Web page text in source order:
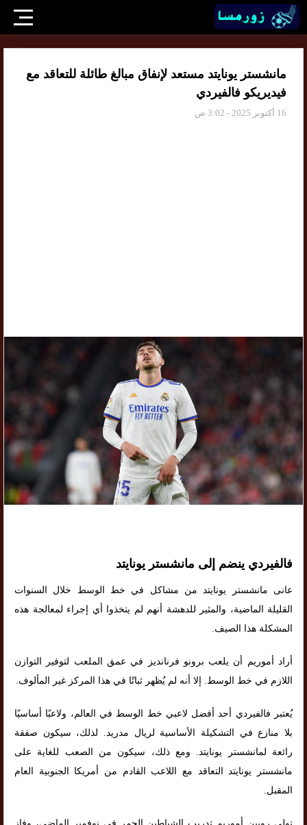
مانشستر يونايتد مستعد لإنفاق مبالغ طائلة للتعاقد مع
فيديريكو فالفيردي
16 أكتوبر 2025 - 3:02 ص
فالفيردي ينضم إلى مانشستر يونايتد
عانى مانشستر يونايتد من مشاكل في خط الوسط خلال السنوات
القليلة الماضية، والمثير للدهشة أنهم لم يتخذوا أي إجراء لمعالجة هذه
المشكلة هذا الصيف.
أراد أموريم أن يلعب برونو فرنانديز في عمق الملعب لتوفير التوازن
اللازم في خط الوسط. إلا أنه لم يُظهر ثباتًا في هذا المركز غير المألوف.
يُعتبر فالفيردي أحد أفضل لاعبي خط الوسط في العالم، ولاعبًا أساسيًا
بلا منازع في التشكيلة الأساسية لريال مدريد. لذلك، سيكون صفقة
رائعة لمانشستر يونايتد. ومع ذلك، سيكون من الصعب للغاية على
مانشستر يونايتد التعاقد مع اللاعب القادم من أمريكا الجنوبية العام
المقبل.